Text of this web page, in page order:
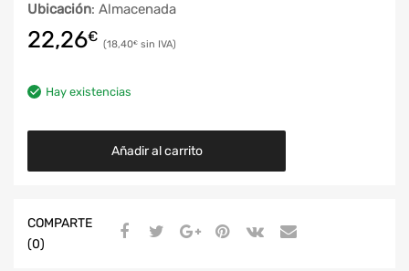
Ubicación: Almacenada
22,26€ 18,40€
Hay existencias
Añadir al carrito
COMPARTE
(0)